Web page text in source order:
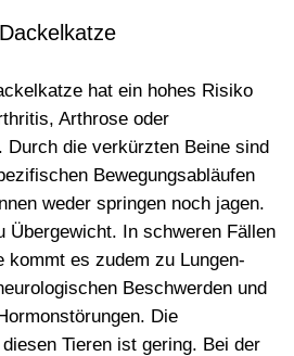
hat ein hohes Risiko
Arthrose oder
Durch die verkürzten Beine sind
Bewegungsabläufen
weder springen noch jagen.
Übergewicht. In schweren Fällen
kommt es zudem zu Lungen-
Beschwerden und
Die
Tieren ist gering. Bei der